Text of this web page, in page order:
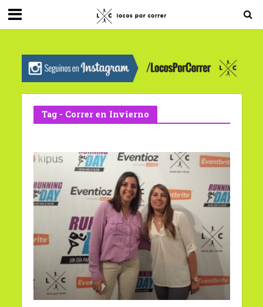
G-0X2PD3RFLV
Tag - Correr en Invierno